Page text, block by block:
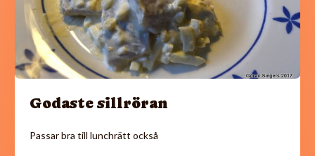
Godaste sillröran
Passar bra till lunchrätt också